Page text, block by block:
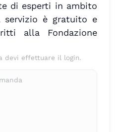
di esperti in ambito
servizio è gratuito e
alla Fondazione
devi effettuare il login.